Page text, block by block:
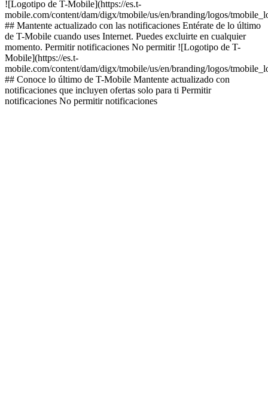
![Logotipo de T-Mobile](https://es.t-
mobile.com/content/dam/digx/tmobile/us/en/branding/logos/
## Mantente actualizado con las notificaciones Entérate de lo último
de T-Mobile cuando uses Internet. Puedes excluirte en cualquier
momento. Permitir notificaciones No permitir ![Logotipo de T-
Mobile](https://es.t-
mobile.com/content/dam/digx/tmobile/us/en/branding/logos/
## Conoce lo último de T-Mobile Mantente actualizado con
notificaciones que incluyen ofertas solo para ti Permitir
notificaciones No permitir notificaciones